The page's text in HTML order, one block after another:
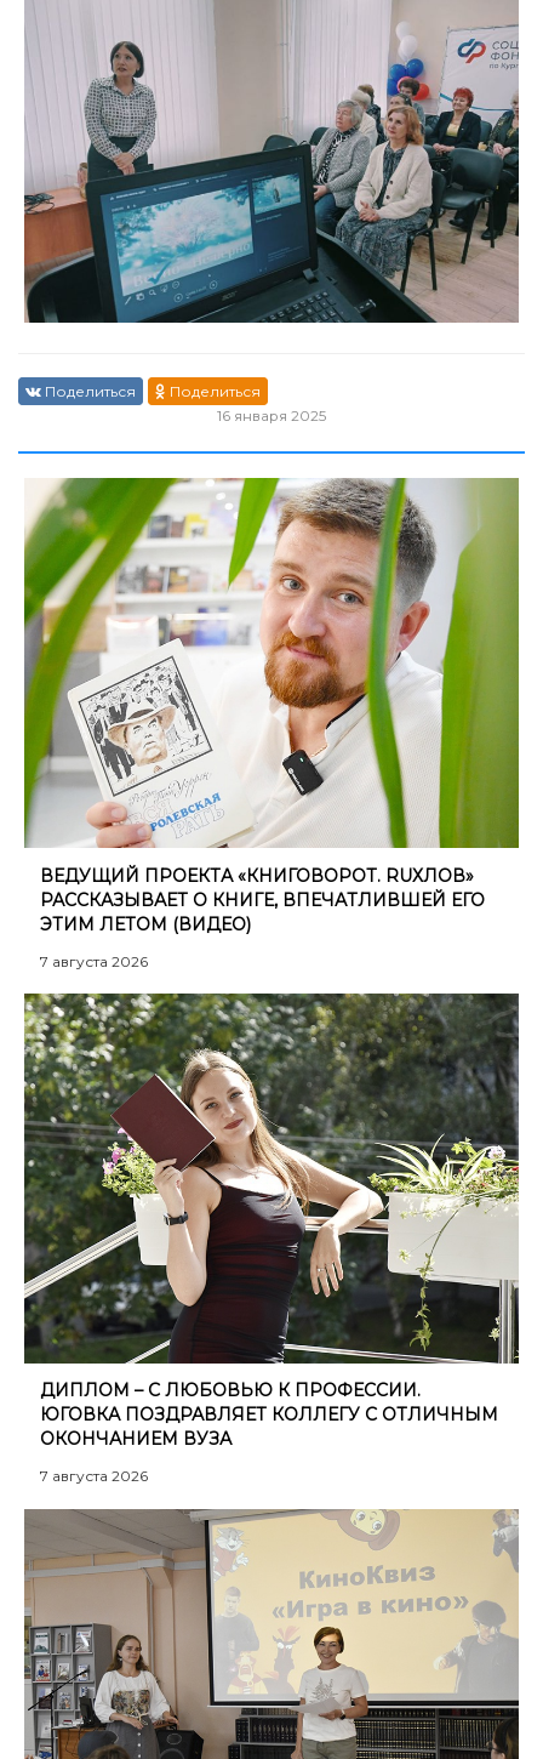
Поделиться
Поделиться
16 января 2025
ВЕДУЩИЙ ПРОЕКТА «КНИГОВОРОТ. RUХЛОВ»
РАССКАЗЫВАЕТ О КНИГЕ, ВПЕЧАТЛИВШЕЙ ЕГО
ЭТИМ ЛЕТОМ (ВИДЕО)
7 августа 2026
ДИПЛОМ – С ЛЮБОВЬЮ К ПРОФЕССИИ.
ЮГОВКА ПОЗДРАВЛЯЕТ КОЛЛЕГУ С ОТЛИЧНЫМ
ОКОНЧАНИЕМ ВУЗА
7 августа 2026